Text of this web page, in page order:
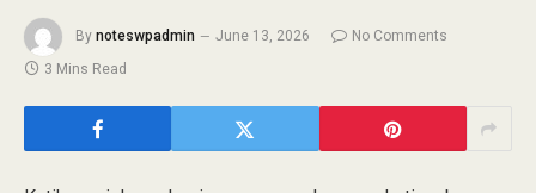
By noteswpadmin June 13, 2026
No Comments
3 Mins Read